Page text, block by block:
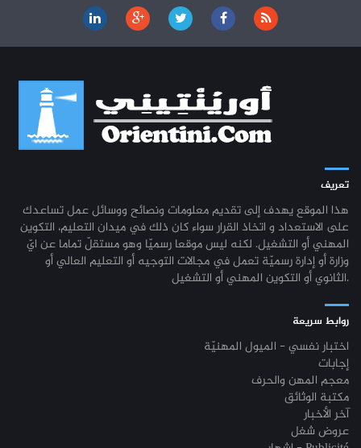
تعريف
هذا الموقع يهدف إلى تقديم معلومات ونصائح ووسائل عمل تساعدك
على الاستعداد و اتخاذ القرار سواء كان ذلك في ميدان التعليم، التكوين
المهني أو التشغيل. لكنه ليس موقعا رسميّا وهو مستقلّ تماما عن ايّ
وزارة أو إدارة رسميّة تعمل في مجالات التوجيه أو التعليم العالي أو
الثانوي أو التكوين المهني أو التشغيل.
روابط سريعة
اختبار نفسي - الميول المهنيّة
إجابات
معجم المهن والحرف
مكتبة الوثائق
آخر الأخبار
عروض شغل